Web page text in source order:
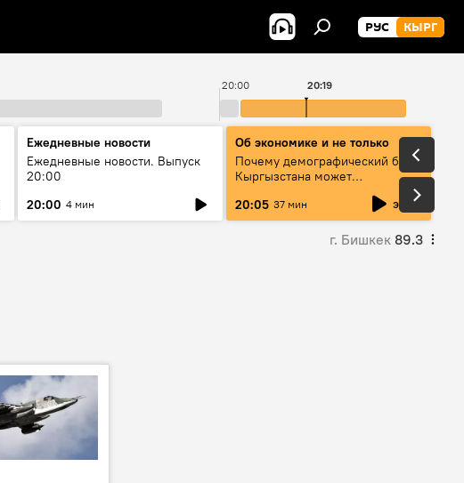
РУС КЫРГ
20:00 20:19
Ежедневные новости
Ежедневные новости. Выпуск
20:00
20:00 4 мин
Об экономике и не только
Почему демографический бум
Кыргызстана может
превратиться в проблему и как
этого избежать
20:05 37 мин эфир
г. Бишкек 89.3